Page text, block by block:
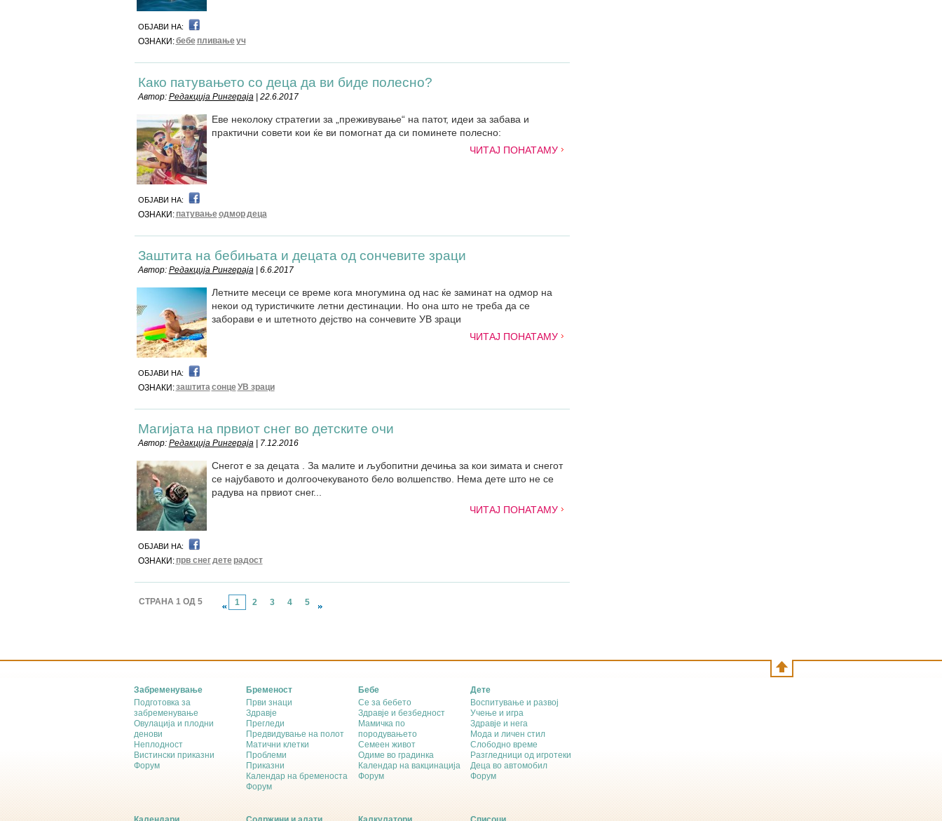
ОБЈАВИ НА:
ОЗНАКИ:бебе пливањеуч
Како патувањето со деца да ви биде полесно?
Автор: Редакција Рингераја| 22.6.2017
Еве неколоку стратегии за „преживување“ на патот, идеи за забава и
практични совети кои ќе ви помогнат да си поминете полесно:
ЧИТАЈ ПОНАТАМУ
ОБЈАВИ НА:
ОЗНАКИ: патувањеодмордеца
Заштита на бебињата и децата од сончевите зраци
Автор: Редакција Рингераја| 6.6.2017
Летните месеци се време кога многумина од нас ќе заминат на одмор на
некои од туристичките летни дестинации. Но она што не треба да се
заборави е и штетното дејство на сончевите УВ зраци
ЧИТАЈ ПОНАТАМУ
ОБЈАВИ НА:
ОЗНАКИ:заштитасонцеУВ зраци
Магијата на првиот снег во детските очи
Автор: Редакција Рингераја| 7.12.2016
Снегот е за децата . За малите и љубопитни дечиња за кои зимата и снегот
се најубавото и долгоочекуваното бело волшепство. Нема дете што не се
радува на првиот снег...
ЧИТАЈ ПОНАТАМУ
ОБЈАВИ НА:
ОЗНАКИ: прв снегдете радост
СТРАНА 1 ОД 5 1 2 3 4 5
Забременување
Подготовка за
забременување
Овулација и плодни
денови
Неплодност
Вистински приказни
Форум
Бременост
Први знаци
Здравје
Прегледи
Предвидување на полот
Матични клетки
Проблеми
Приказни
Календар на бременоста
Форум
Бебе
Се за бебето
Здравје и безбедност
Мамичка по
породувањето
Семеен живот
Одиме во градинка
Календар на вакцинација
Форум
Дете
Воспитување и развој
Учење и игра
Здравје и нега
Мода и личен стил
Слободно време
Разгледници од игротеки
Деца во автомобил
Форум